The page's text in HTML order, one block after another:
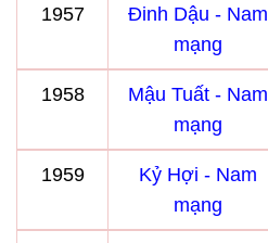
1957
Đinh Dậu - Nam
mạng
1958
Mậu Tuất - Nam
mạng
1959
Kỷ Hợi - Nam
mạng